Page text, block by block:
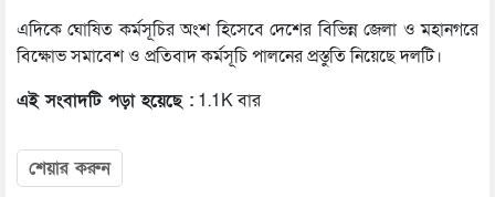
এদিকে ঘোষিত কর্মসূচির অংশ হিসেবে দেশের বিভিন্ন জেলা ও মহানগরে
বিক্ষোভ সমাবেশ ও প্রতিবাদ কর্মসূচি পালনের প্রস্তুতি নিয়েছে দলটি।
এই সংবাদটি পড়া হয়েছে : 1.1K বার
শেয়ার করুন